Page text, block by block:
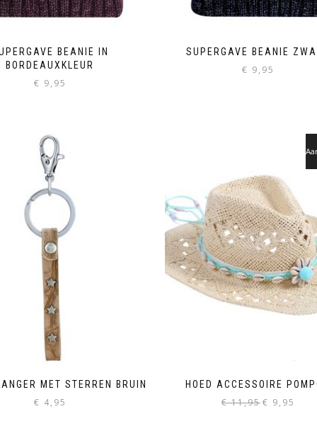
BEANIE IN
BORDEAUXKLEUR
€ 9,95
SUPERGAVE BEANIE
€ 9,95
MET STERREN BRUIN
€ 4,95
HOED ACCESSOIRE
€11,95€ 9,95